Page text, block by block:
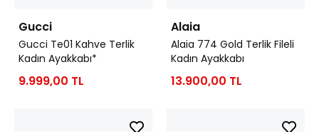
Gucci
Gucci Te01 Kahve Terlik
Kadın Ayakkabı*
9.999,00 TL
Alaia
Alaia 774 Gold Terlik Fileli
Kadın Ayakkabı
13.900,00 TL